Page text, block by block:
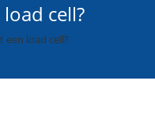
cell?
een load cell?